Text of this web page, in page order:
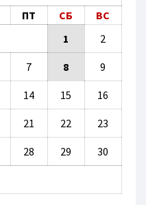
ПТ СБ
ВС
1
2
7 8 9
14 15 16
21 22 23
28 29 30